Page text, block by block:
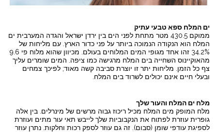
ים המלח ספא טבעי עתיק
ממוקם 430.5 מטר מתחת לפני הים בין ירדן ישראל והגדה המערבית ים
המלח הוא הנקודה הנמוכה ביותר על פני כדור הארץ. עם מליחות של
34.2% זהו אחד מגופי המים המלוחים בעולם. מכיוון שהוא מלוח פי 9.6
מהאוקיינוס השחייה בים המלח מרגישה כמו ציפה. המים שומרים עליך
צף כל הזמן. מליחות יתר זו יוצרת סביבה קשה מאוד; לפיכך צמחים
ובעלי חיים אינם יכולים לשרוד בים המלח.
מלח ים המלח והעור שלך
מלח המופק מים המלח מכיל ריכוז גבוה מרשים של מינרלים. בין אלה
גופרית עוזרת לפתוח את הנקבוביות שלך לייבש תאי עור מתים ועוזרת
לספיגת עודפי שומן (סבום). זה גם עוזר לספק רכות וחלקות. נתרן עוזר